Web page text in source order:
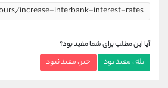
آیا این مطلب برای شما مفید بود؟
بله ، مفید بود خیر ، مفید نبود